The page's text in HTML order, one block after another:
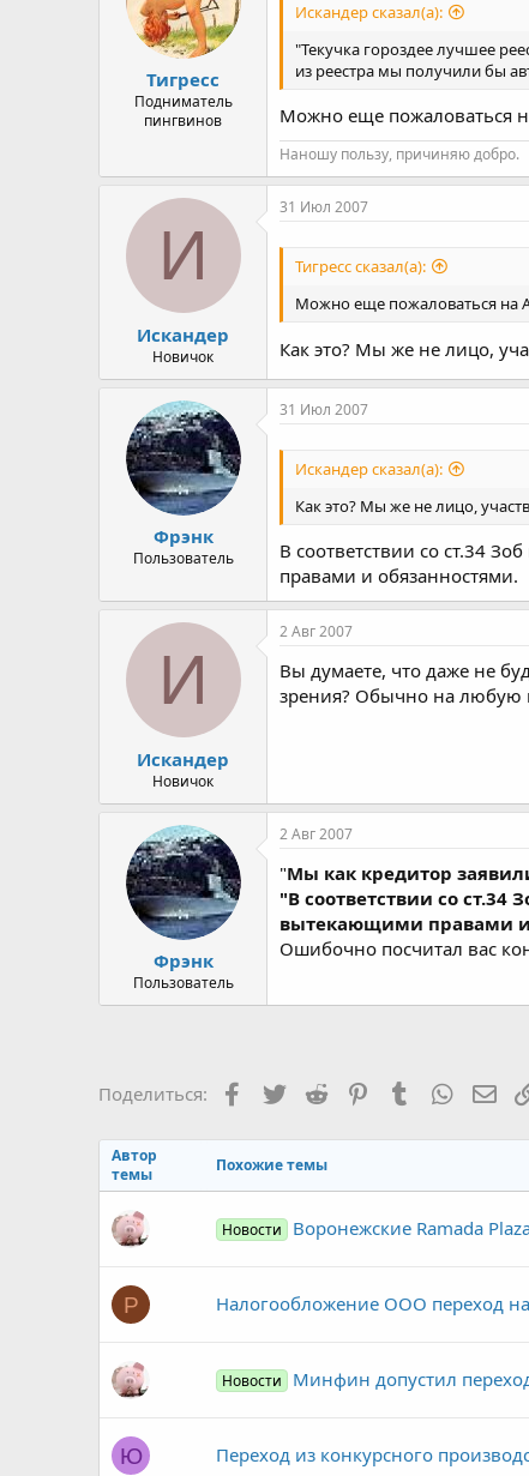
Тигресс
Подниматель
пингвинов
Искандер сказал(а):
"Текучка гороздее лучшее
из реестра мы получили бы
Можно еще пожаловаться
Наношу пользу, причиняю добро.
И
Искандер
Новичок
31 Июл 2007
Тигресс сказал(а):
Можно еще пожаловаться на
Как это? Мы же не лицо,
Фрэнк
Пользователь
31 Июл 2007
Искандер сказал(а):
Как это? Мы же не лицо,
В соответствии со ст.34
правами и обязанностями.
И
Искандер
Новичок
2 Авг 2007
Вы думаете, что даже не
зрения? Обычно на любую
Фрэнк
Пользователь
2 Авг 2007
"Мы как кредитор
"В соответствии со
вытекающими правами и
Ошибочно посчитал вас
Поделиться: Facebook
TwitterReddit PinterestTumblr
Автор
темы
Похожие темы
Новости Воронежские Ramada
Р Налогообложение ООО переход
Новости Минфин допустил
Ю Переход из конкурсного